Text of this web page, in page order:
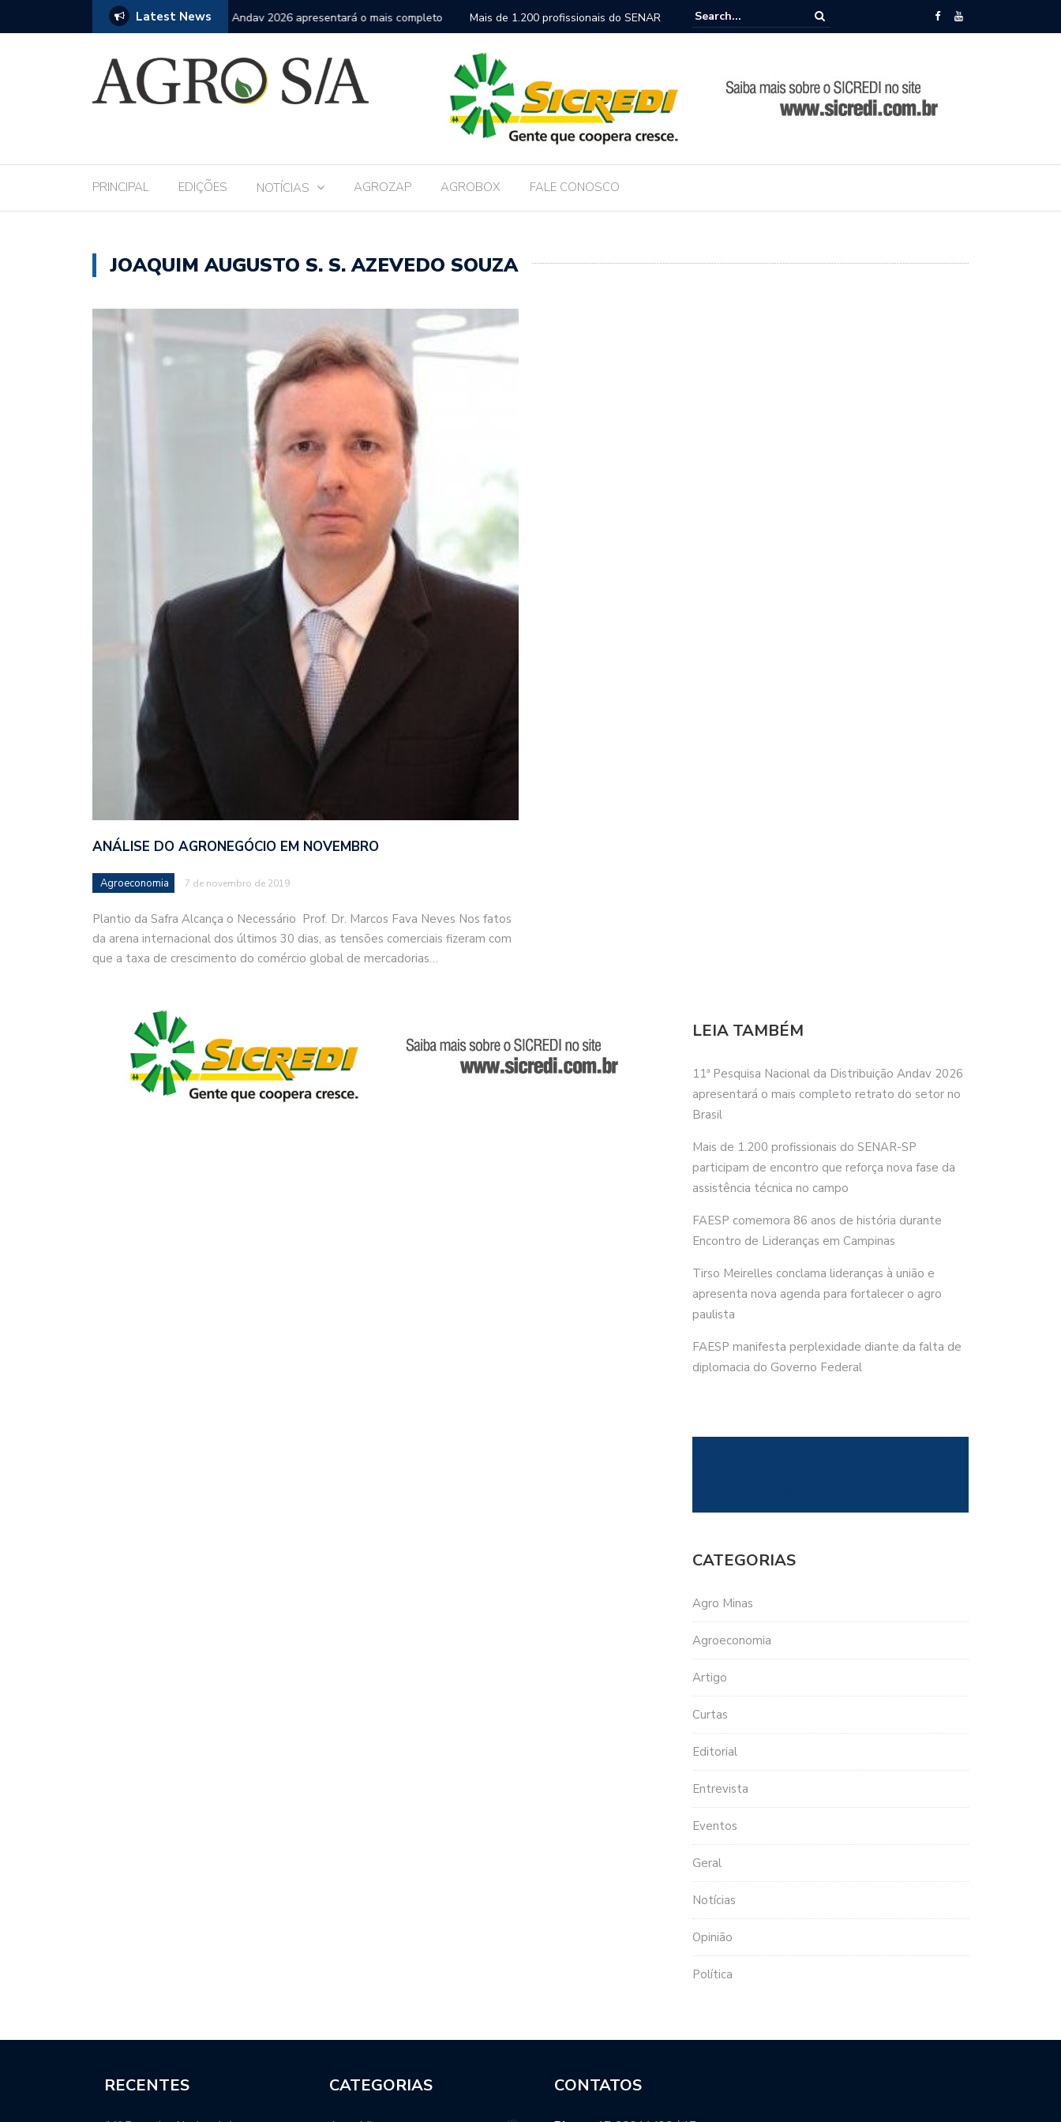
Latest News
2026 apresentará o mais completo
Mais de 1.200 profissionais do SENAR-SP participam de encontro que reforça nova
fase da assistência técnica no campo
FAESP comemora 86 anos de história durante Encontro de Lideranças em
PRINCIPAL EDIÇÕES NOTÍCIAS AGROZAP AGROBOX FALE CONOSCO
JOAQUIM AUGUSTO S. S. AZEVEDO SOUZA
ANÁLISE DO AGRONEGÓCIO EM NOVEMBRO
Agroeconomia 7 de novembro de 2019
Plantio da Safra Alcança o Necessário Prof. Dr. Marcos Fava Neves Nos fatos
da arena internacional dos últimos 30 dias, as tensões comerciais fizeram com
que a taxa de crescimento do comércio global de mercadorias…
LEIA TAMBÉM
11ª Pesquisa Nacional da Distribuição Andav 2026
apresentará o mais completo retrato do setor no
Brasil
Mais de 1.200 profissionais do SENAR-SP
participam de encontro que reforça nova fase da
assistência técnica no campo
FAESP comemora 86 anos de história durante
Encontro de Lideranças em Campinas
Tirso Meirelles conclama lideranças à união e
apresenta nova agenda para fortalecer o agro
paulista
FAESP manifesta perplexidade diante da falta de
diplomacia do Governo Federal
CATEGORIAS
Agro Minas
Agroeconomia
Artigo
Curtas
Editorial
Entrevista
Eventos
Geral
Notícias
Opinião
Política
RECENTES CATEGORIAS CONTATOS